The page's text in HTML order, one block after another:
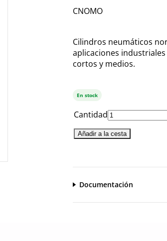
CNOMO
Cilindros neumáticos
aplicaciones
cortos y medios.
En stock
Cantidad
Añadir a la cesta
Documentación